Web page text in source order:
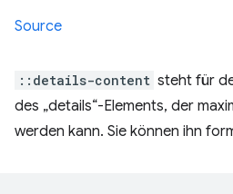
Source
::details-content steht für
des „details“-Elements, der
werden kann. Sie können ihn